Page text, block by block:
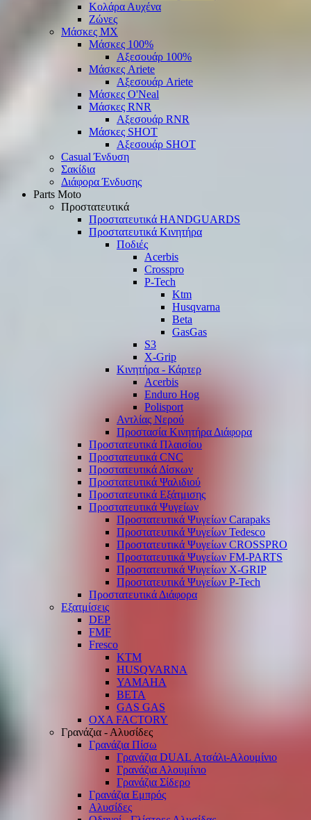
Κολάρα Αυχένα
Ζώνες
Μάσκες ΜΧ
Μάσκες 100%
Αξεσουάρ 100%
Μάσκες Ariete
Αξεσουάρ Ariete
Μάσκες O'Neal
Μάσκες RNR
Αξεσουάρ RNR
Μάσκες SHOT
Αξεσουάρ SHOT
Casual Ένδυση
Σακίδια
Διάφορα Ένδυσης
Parts Moto
Προστατευτικά
Προστατευτικά HANDGUARDS
Προστατευτικά Κινητήρα
Ποδιές
Acerbis
Crosspro
P-Tech
Ktm
Husqvarna
Beta
GasGas
S3
X-Grip
Κινητήρα - Κάρτερ
Acerbis
Enduro Hog
Polisport
Αντλίας Νερού
Προστασία Κινητήρα Διάφορα
Προστατευτικά Πλαισίου
Προστατευτικά CNC
Προστατευτικά Δίσκων
Προστατευτικά Ψαλιδιού
Προστατευτικά Εξάτμισης
Προστατευτικά Ψυγείων
Προστατευτικά Ψυγείων Carapaks
Προστατευτικά Ψυγείων Tedesco
Προστατευτικά Ψυγείων CROSSPRO
Προστατευτικά Ψυγείων FM-PARTS
Προστατευτικά Ψυγείων X-GRIP
Προστατευτικά Ψυγείων P-Tech
Προστατευτικά Διάφορα
Εξατμίσεις
DEP
FMF
Fresco
KTM
HUSQVARNA
YAMAHA
BETA
GAS GAS
OXA FACTORY
Γρανάζια - Αλυσίδες
Γρανάζια Πίσω
Γρανάζια DUAL Ατσάλι-Αλουμίνιο
Γρανάζια Αλουμίνιο
Γρανάζια Σίδερο
Γρανάζια Εμπρός
Αλυσίδες